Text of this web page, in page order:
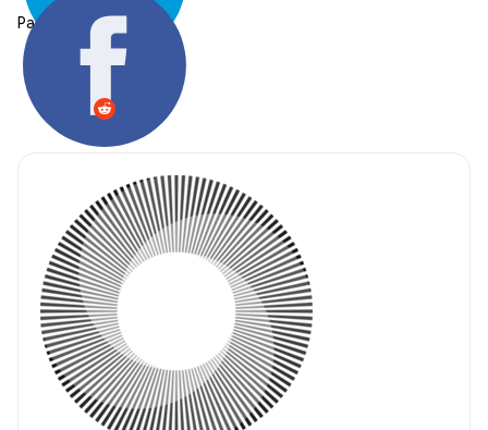
Partager: